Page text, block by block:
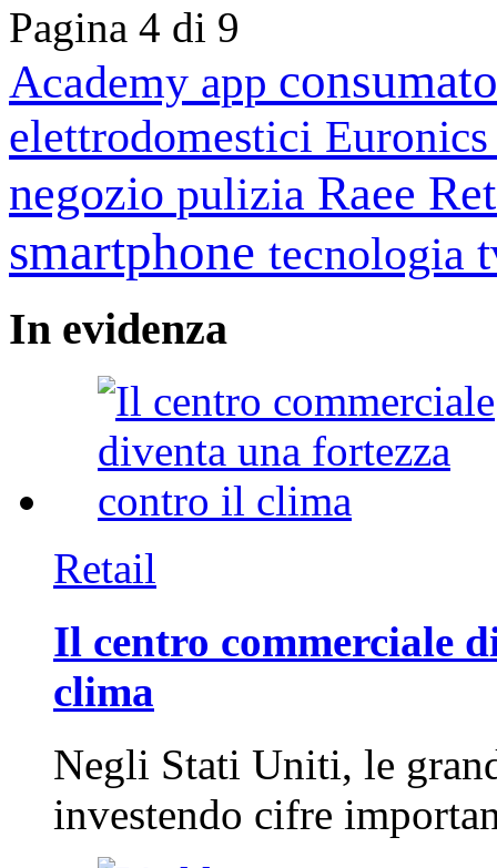
Pagina 4 di 9
Academy app
elettrodomestici
negozio pulizia Raee
smartphone tecnologia
In evidenza
Retail
Il centro commerciale
clima
Negli Stati Uniti, le
investendo cifre